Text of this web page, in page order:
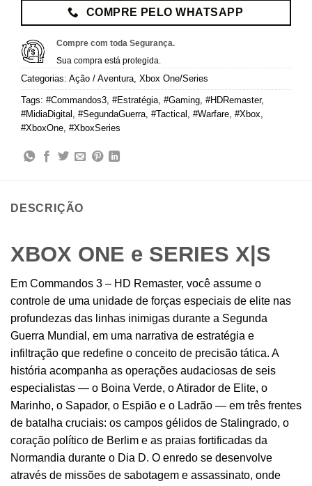
COMPRE PELO WHATSAPP
Compre com toda Segurança.
Sua compra está protegida.
Categorias: Ação / Aventura Xbox One/Series
Tags: #Commandos3 #Estratégia #Gaming #HDRemaster,
#MidiaDigital
#SegundaGuerra #Tactical #Warfare #Xbox
#XboxOne #XboxSeries
DESCRIÇÃO
XBOX ONE e SERIES X|S
Em Commandos 3 – HD Remaster, você assume o
controle de uma unidade de forças especiais de elite nas
profundezas das linhas inimigas durante a Segunda
Guerra Mundial, em uma narrativa de estratégia e
infiltração que redefine o conceito de precisão tática. A
história acompanha as operações audaciosas de seis
especialistas — o Boina Verde, o Atirador de Elite, o
Marinho, o Sapador, o Espião e o Ladrão — em três frentes
de batalha cruciais: os campos gélidos de Stalingrado, o
coração político de Berlim e as praias fortificadas da
Normandia durante o Dia D. O enredo se desenvolve
através de missões de sabotagem e assassinato, onde